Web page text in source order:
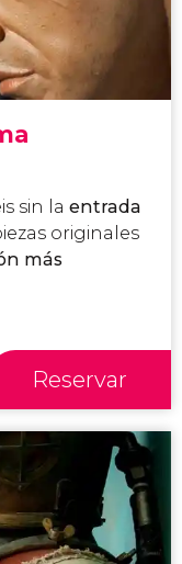
sin la entrada
originales
más
Reservar